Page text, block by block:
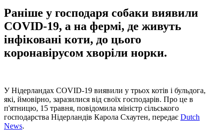
Раніше у господаря собаки виявили
COVID-19, а на фермі, де живуть
інфіковані коти, до цього
коронавірусом хворіли норки.
У Нідерландах COVID-19 виявили у трьох котів і бульдога,
які, ймовірно, заразилися від своїх господарів. Про це в
п'ятницю, 15 травня, повідомила міністр сільського
господарства Нідерландів Карола Схаутен, передає Dutch
News.